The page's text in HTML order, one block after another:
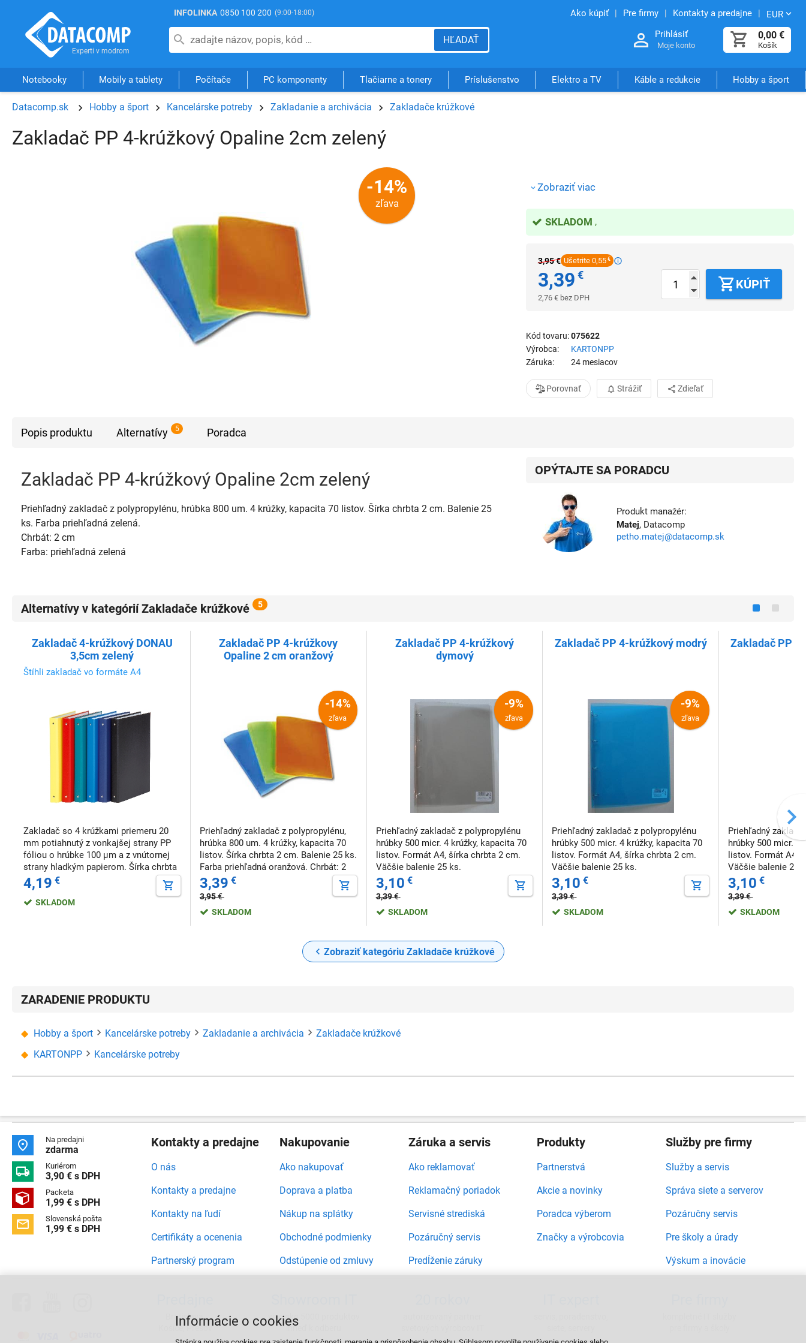
INFOLINKA 0850 100 200 (9:00-18:00) Ako kúpiť Pre firmy Kontakty a predajne EUR
0,00 €
Košík
Prihlásiť
Moje konto
HĽADAŤ
Notebooky Mobily a tablety Počítače PC komponenty Tlačiarne a tonery Príslušenstvo Elektro a TV Káble a redukcie Hobby a šport
Datacomp.sk Hobby a šport Kancelárske potreby Zakladanie a archivácia Zakladače krúžkové
Zakladač PP 4-krúžkový Opaline 2cm zelený
-14%
zľava
Zobraziť viac
SKLADOM
3,95€ Ušetrite 0,55 €
3,39 €
2,76 € bez DPH
KÚPIŤ
Kód tovaru 075622
Výrobca
KARTONPP
Záruka
24 mesiacov
Porovnať Strážiť Zdieľať
Popis produktu Alternatívy 5 Poradca
Zakladač PP 4-krúžkový Opaline 2cm zelený
Priehľadný zakladač z polypropylénu, hrúbka 800 um. 4 krúžky, kapacita 70 listov. Šírka chrbta 2 cm. Balenie 25
ks. Farba priehľadná zelená.
Chrbát: 2 cm
Farba: priehľadná zelená
OPÝTAJTE SA PORADCU
Produkt manažér:
Matej, Datacomp
petho.matej@datacomp.sk
Alternatívy v kategórií Zakladače krúžkové 5
Zakladač 4-krúžkový DONAU
3,5cm zelený
Štíhli zakladač vo formáte A4
Zakladač so 4 krúžkami priemeru 20
mm potiahnutý z vonkajšej strany PP
fóliou o hrúbke 100 µm a z vnútornej
strany hladkým papierom. Šírka chrbta
3,5 cm. Balené po: 10 ks (cena za 1ks)
Chrbát: 3,5 cm Farba: zelená Materiál:
fúlia/papier
4,19 €
SKLADOM
Zakladač PP 4-krúžkovy
Opaline 2 cm oranžový
-14%
zľava
Priehľadný zakladač z polypropylénu,
hrúbka 800 um. 4 krúžky, kapacita 70
listov. Šírka chrbta 2 cm. Balenie 25 ks.
Farba priehľadná oranžová. Chrbát: 2
cm Farba: priehľadná oranžová
3,39 €
3,95€
SKLADOM
Zakladač PP 4-krúžkový
dymový
-9%
zľava
Priehľadný zakladač z polypropylénu
hrúbky 500 micr. 4 krúžky, kapacita 70
listov. Formát A4, šírka chrbta 2 cm.
Väčšie balenie 25 ks.
3,10 €
3,39€
SKLADOM
Zakladač PP 4-krúžkový modrý
-9%
zľava
Priehľadný zakladač z polypropylénu
hrúbky 500 micr. 4 krúžky, kapacita 70
listov. Formát A4, šírka chrbta 2 cm.
Väčšie balenie 25 ks.
3,10 €
3,39€
SKLADOM
Zakladač PP
Priehľadný
hrúbky 500 micr. 4
listov. Formát A4,
Väčšie balenie 25
3,10 €
3,39€
SKLADOM
Zobraziť kategóriu Zakladače krúžkové
ZARADENIE PRODUKTU
Hobby a šport Kancelárske potreby Zakladanie a archivácia
Zakladače krúžkové
KARTONPP
Kancelárske potreby
 Na predajni
zdarma
 Kuriérom
3,90 € s DPH
 Packeta
1,99 € s DPH
 Slovenská pošta
1,99 € s DPH
Kontakty a predajne
O nás
Kontakty a predajne
Kontakty na ľudí
Certifikáty a ocenenia
Partnerský program
Nakupovanie
Ako nakupovať
Doprava a platba
Nákup na splátky
Obchodné podmienky
Odstúpenie od zmluvy
Záruka a servis
Ako reklamovať
Reklamačný poriadok
Servisné strediská
Pozáručný servis
Predĺženie záruky
Produkty
Partnerstvá
Akcie a novinky
Poradca výberom
Značky a výrobcovia
Služby pre firmy
Služby a servis
Správa siete a serverov
Pozáručny servis
Pre školy a úrady
Výskum a inovácie
Bratislava,
Košice, Prešov
viac ako 5000 produktov
ihneď k odberu
Informácie o cookies